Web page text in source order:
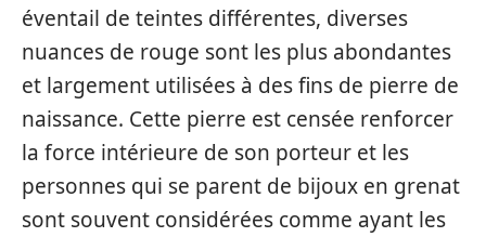
éventail de teintes différentes, diverses
nuances de rouge sont les plus abondantes
et largement utilisées à des fins de pierre de
naissance. Cette pierre est censée renforcer
la force intérieure de son porteur et les
personnes qui se parent de bijoux en grenat
sont souvent considérées comme ayant les